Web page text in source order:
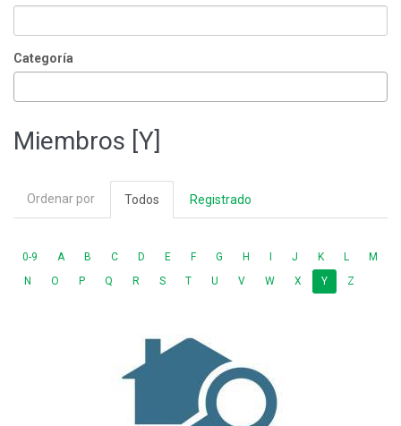
Categoría
Miembros [Y]
Ordenar por Todos Registrado
0-9 A B C D E F G H J K L
M
N
O P Q R S T U V W X Y Z